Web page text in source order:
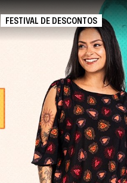
FESTIVAL DE DESCONTOS